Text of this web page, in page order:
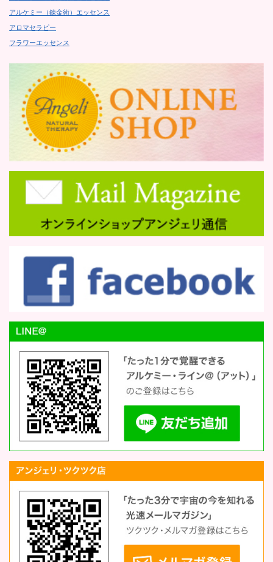
アルケミー（錬金術）エッセンス
アロマセラピー
フラワーエッセンス